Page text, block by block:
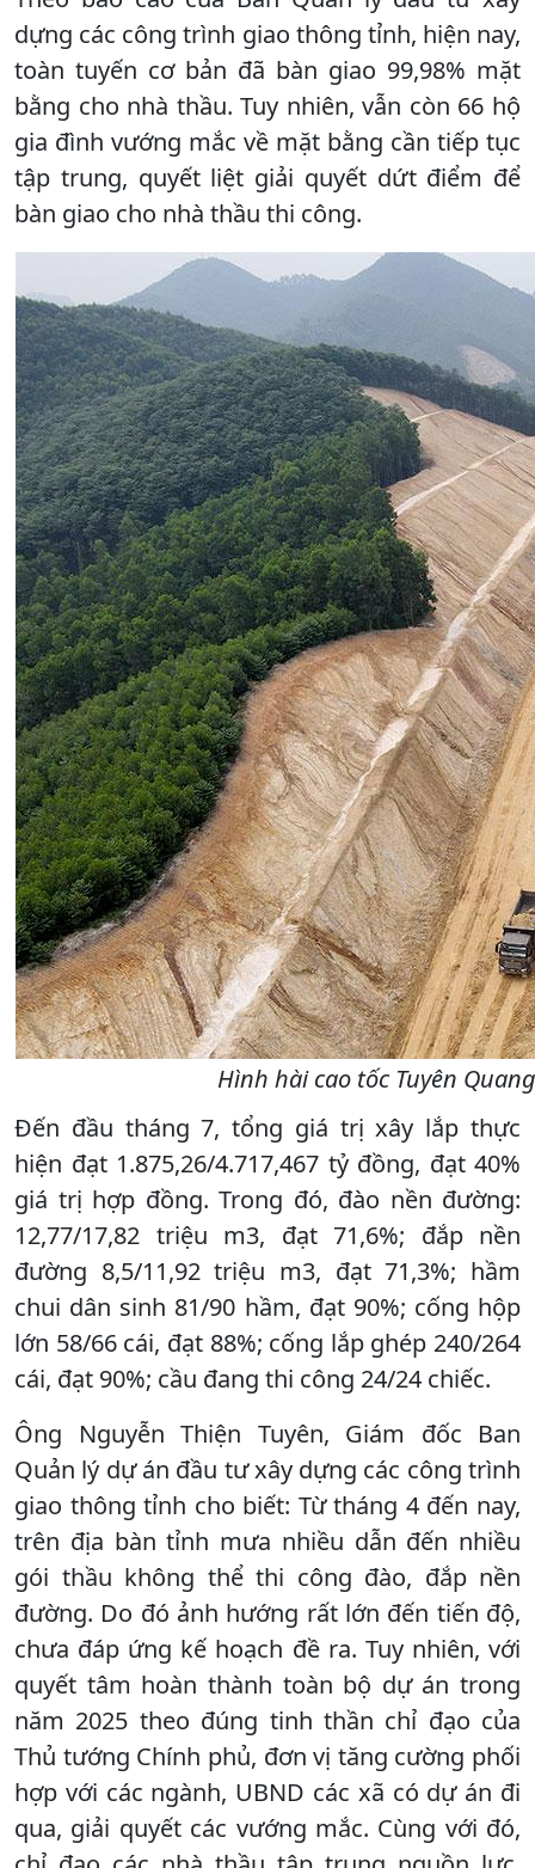
dựng các công trình giao thông tỉnh, hiện nay,
toàn tuyến cơ bản đã bàn giao 99,98% mặt
bằng cho nhà thầu. Tuy nhiên, vẫn còn 66 hộ
gia đình vướng mắc về mặt bằng cần tiếp tục
tập trung, quyết liệt giải quyết dứt điểm để
bàn giao cho nhà thầu thi công.
Hình hài cao tốc Tuyên
Đến đầu tháng 7, tổng giá trị xây lắp thực
hiện đạt 1.875,26/4.717,467 tỷ đồng, đạt 40%
giá trị hợp đồng. Trong đó, đào nền đường:
12,77/17,82 triệu m3, đạt 71,6%; đắp nền
đường 8,5/11,92 triệu m3, đạt 71,3%; hầm
chui dân sinh 81/90 hầm, đạt 90%; cống hộp
lớn 58/66 cái, đạt 88%; cống lắp ghép 240/264
cái, đạt 90%; cầu đang thi công 24/24 chiếc.
Ông Nguyễn Thiện Tuyên, Giám đốc Ban
Quản lý dự án đầu tư xây dựng các công trình
giao thông tỉnh cho biết: Từ tháng 4 đến nay,
trên địa bàn tỉnh mưa nhiều dẫn đến nhiều
gói thầu không thể thi công đào, đắp nền
đường. Do đó ảnh hướng rất lớn đến tiến độ,
chưa đáp ứng kế hoạch đề ra. Tuy nhiên, với
quyết tâm hoàn thành toàn bộ dự án trong
năm 2025 theo đúng tinh thần chỉ đạo của
Thủ tướng Chính phủ, đơn vị tăng cường phối
hợp với các ngành, UBND các xã có dự án đi
qua, giải quyết các vướng mắc. Cùng với đó,